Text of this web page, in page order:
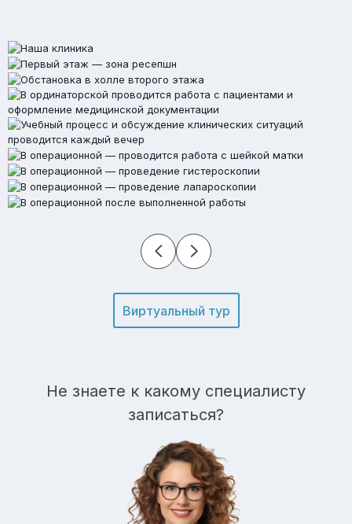
Виртуальный тур
Не знаете к какому специалисту
записаться?